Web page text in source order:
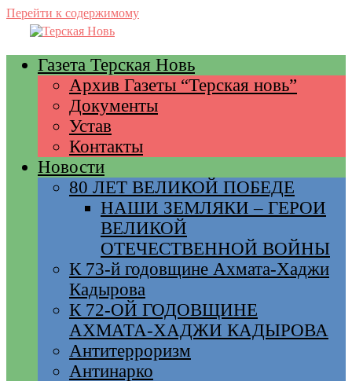
Перейти к содержимому
Газета Терская Новь
Архив Газеты “Терская новь”
Документы
Устав
Контакты
Новости
80 ЛЕТ ВЕЛИКОЙ ПОБЕДЕ
НАШИ ЗЕМЛЯКИ – ГЕРОИ
ВЕЛИКОЙ
ОТЕЧЕСТВЕННОЙ ВОЙНЫ
К 73-й годовщине Ахмата-Хаджи
Кадырова
К 72-ОЙ ГОДОВЩИНЕ
АХМАТА-ХАДЖИ КАДЫРОВА
Антитерроризм
Антинарко